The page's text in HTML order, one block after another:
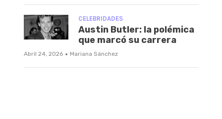
CELEBRIDADES
Austin Butler: la polémica
que marcó su carrera
Abril 24, 2026 · Mariana Sánchez